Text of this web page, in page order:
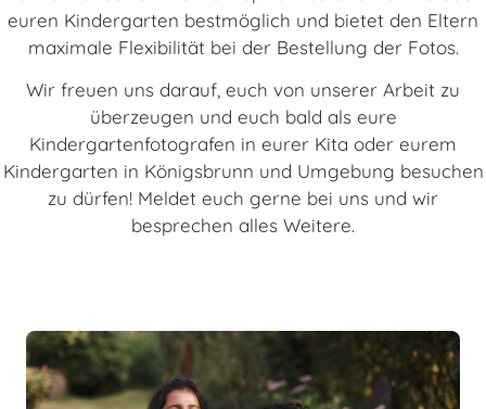
euren Kindergarten bestmöglich und bietet den Eltern
maximale Flexibilität bei der Bestellung der Fotos.
Wir freuen uns darauf, euch von unserer Arbeit zu
überzeugen und euch bald als eure
Kindergartenfotografen in eurer Kita oder eurem
Kindergarten in Königsbrunn und Umgebung besuchen
zu dürfen! Meldet euch gerne bei uns und wir
besprechen alles Weitere.